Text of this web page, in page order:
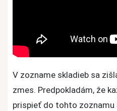
V zozname skladieb sa
zmes. Predpokladám, že
prispieť do tohto zoznamu